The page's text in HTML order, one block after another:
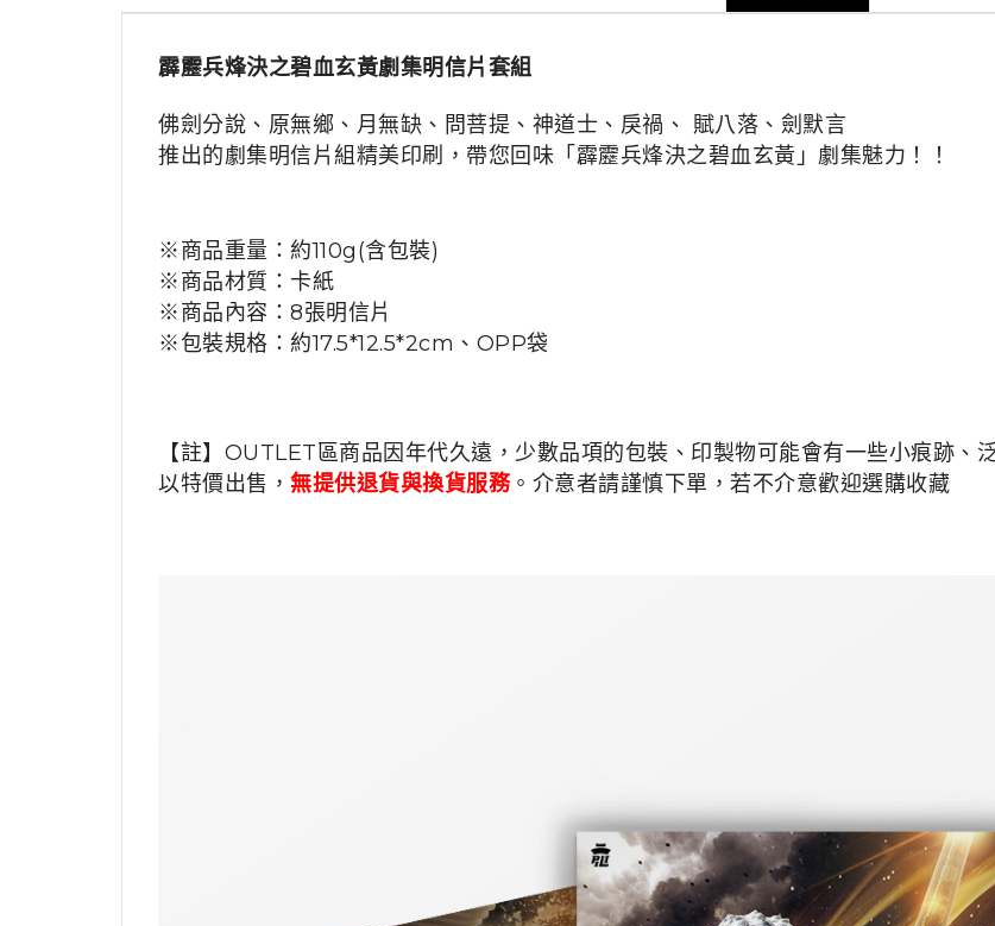
霹靂兵烽決之碧血玄黃劇集明信片套組
佛劍分說、原無鄉、月無缺、問菩提、神道士、戾禍、 賦八落、劍默言
推出的劇集明信片組精美印刷，帶您回味「霹靂兵烽決之碧血玄黃」劇集魅力！！
※商品重量：約110g(含包裝)
※商品材質：卡紙
※商品內容 ： 8張明信片
※包裝規格 ：約17.5*12.5*2cm、OPP袋
【註】OUTLET區商品因年代久遠，少數品項的包裝、印製物可能會有一些小痕跡
以特價出售， 無提供退貨與換貨服務。介意者請謹慎下單，若不介意歡迎選購收藏